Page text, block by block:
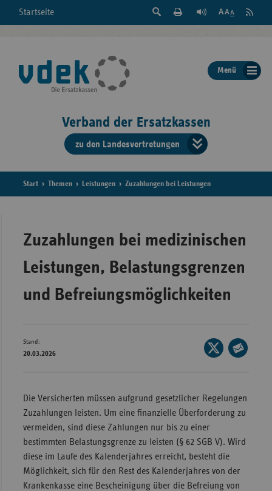
Startseite
Suche
der
Seite
Feed
Menü
Verband der Ersatzkassen
zu den Landesvertretungen
der
Hessen
Start Themen Leistungen Zuzahlungen bei Leistungen
Zuzahlungen bei medizinischen
Leistungen, Belastungsgrenzen
und Befreiungsmöglichkeiten
Stand:
20.03.2026
Seite
auf
Die Versicherten müssen aufgrund gesetzlicher Regelungen
Zuzahlungen leisten. Um eine finanzielle Überforderung zu
vermeiden, sind diese Zahlungen nur bis zu einer
bestimmten Belastungsgrenze zu leisten (§ 62 SGB V). Wird
diese im Laufe des Kalenderjahres erreicht, besteht die
Möglichkeit, sich für den Rest des Kalenderjahres von der
Krankenkasse eine Bescheinigung über die Befreiung von